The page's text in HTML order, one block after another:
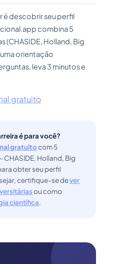
é descobrir seu perfil
combina 5
Holland, Big
uma orientação
leva 3 minutos e
gratuito
é para você?
gratuitocom 5
Holland, Big
obter seu perfil
certifique-se dever
ou como
científica.